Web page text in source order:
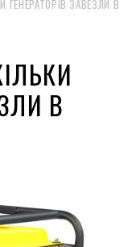
ГЕНЕРАТОРІВ ЗАВЕЗЛИ В
В